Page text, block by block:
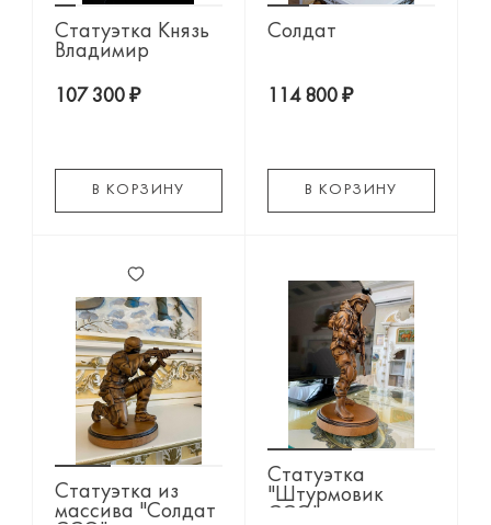
Статуэтка Князь
Владимир
107 300 ₽
В КОРЗИНУ
Солдат
114 800 ₽
В КОРЗИНУ
Статуэтка из
массива "Солдат
Статуэтка
"Штурмовик